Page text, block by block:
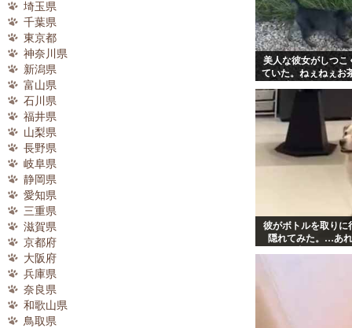
埼玉県
千葉県
東京都
神奈川県
新潟県
富山県
石川県
福井県
山梨県
長野県
岐阜県
静岡県
愛知県
三重県
滋賀県
京都府
大阪府
兵庫県
奈良県
和歌山県
鳥取県
美人な彼女がしつこ
ていた。ねぇねぇお
彼がボトルを取りに
隠れてみた。…あ